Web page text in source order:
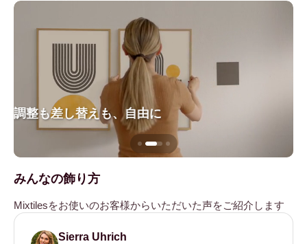
調整も差し替えも、自由に
みんなの飾り方
Mixtilesをお使いのお客様からいただいた声をご紹介します
Sierra Uhrich